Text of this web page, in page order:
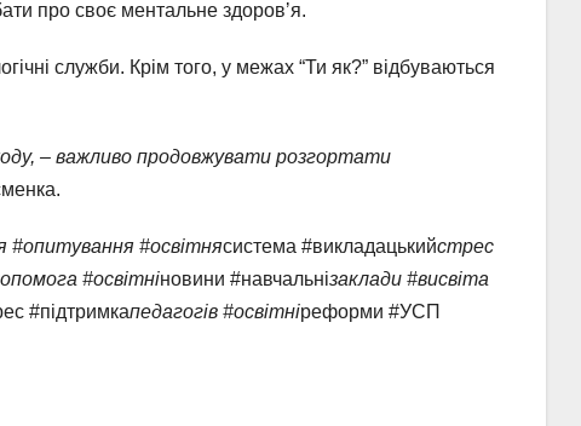
про своє ментальне здоровʼя.
служби. Крім того, у межах “Ти як?” відбуваються
– важливо продовжувати розгортати
#опитування #освітнясистема #викладацькийстрес
#освітніновини #навчальнізаклади #висвіта
#підтримкапедагогів #освітніреформи #УСП